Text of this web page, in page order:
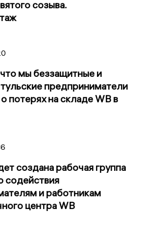
созыва.
мы беззащитные и
предприниматели
потерях на складе WB в
создана рабочая группа
содействия
и работникам
центра WB